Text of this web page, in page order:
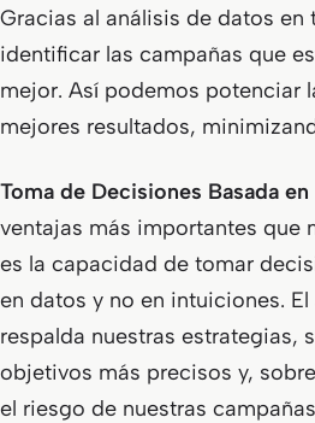
Gracias al análisis de datos
identificar las campañas que
mejor. Así podemos potenciar
mejores resultados,
Toma de Decisiones Basada
ventajas más importantes que
es la capacidad de tomar
en datos y no en intuiciones.
respalda nuestras estrategias,
objetivos más precisos y,
el riesgo de nuestras